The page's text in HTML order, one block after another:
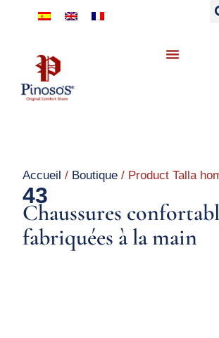
Accueil / Boutique / Product Talla
43
Chaussures
fabriquées à la main